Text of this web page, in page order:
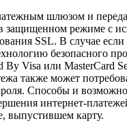
шлюзом и
защищенном режиме с
SSL. В случае
безопасного
By Visa или MasterCard
также может
Способы и
интернет-
выпустившем карту.